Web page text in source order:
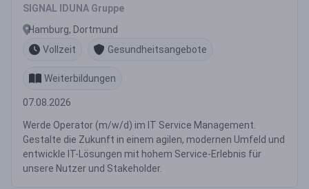
SIGNAL IDUNA Gruppe
Hamburg, Dortmund
Vollzeit
Gesundheitsangebote
Weiterbildungen
07.08.2026
Werde Operator (m/w/d) im IT Service Management.
Gestalte die Zukunft in einem agilen, modernen Umfeld und
entwickle IT-Lösungen mit hohem Service-Erlebnis für
unsere Nutzer und Stakeholder.